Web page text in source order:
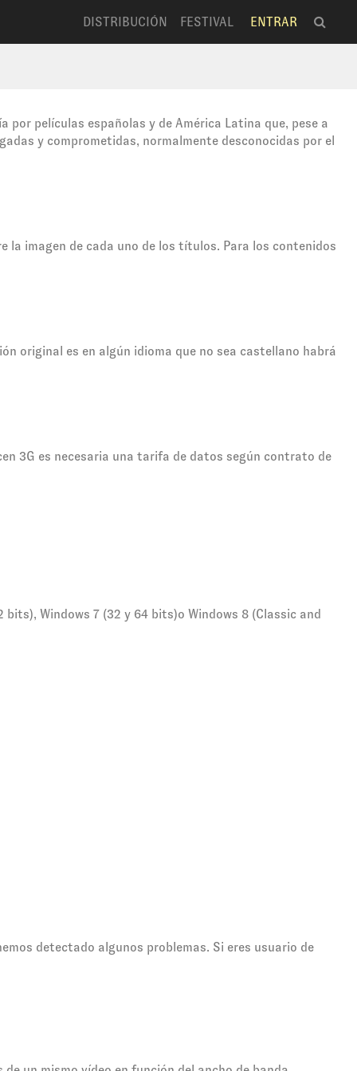
DISTRIBUCIÓN FESTIVAL ENTRAR
películas españolas y de América Latina que, pese a
y comprometidas, normalmente desconocidas por el
la imagen de cada uno de los títulos. Para los contenidos
original es en algún idioma que no sea castellano habrá
3G es necesaria una tarifa de datos según contrato de
Windows 7 (32 y 64 bits)o Windows 8 (Classic and
detectado algunos problemas. Si eres usuario de